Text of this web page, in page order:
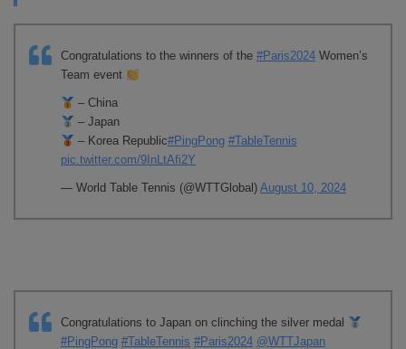
Congratulations to the winners of the #Paris2024 Women’s
Team event
– China
– Japan
– Korea Republic#PingPong #TableTennis
pic.twitter.com/9InLtAfi2Y
— World Table Tennis (@WTTGlobal) August 10, 2024
Congratulations to Japan on clinching the silver medal
#PingPong #TableTennis #Paris2024 @WTTJapan